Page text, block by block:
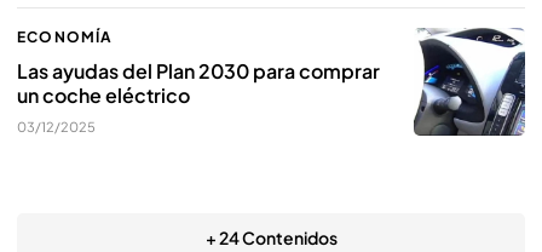
ECONOMÍA
Las ayudas del Plan 2030 para comprar
un coche eléctrico
03/12/2025
+ 24 Contenidos